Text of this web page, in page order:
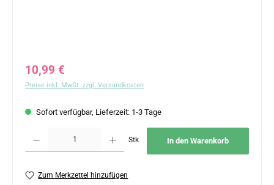
Regulärer Preis:
10,99 €
Preise inkl. MwSt. zzgl. Versandkosten
Sofort verfügbar, Lieferzeit: 1-3 Tage
Stk In den Warenkorb
Zum Merkzettel hinzufügen